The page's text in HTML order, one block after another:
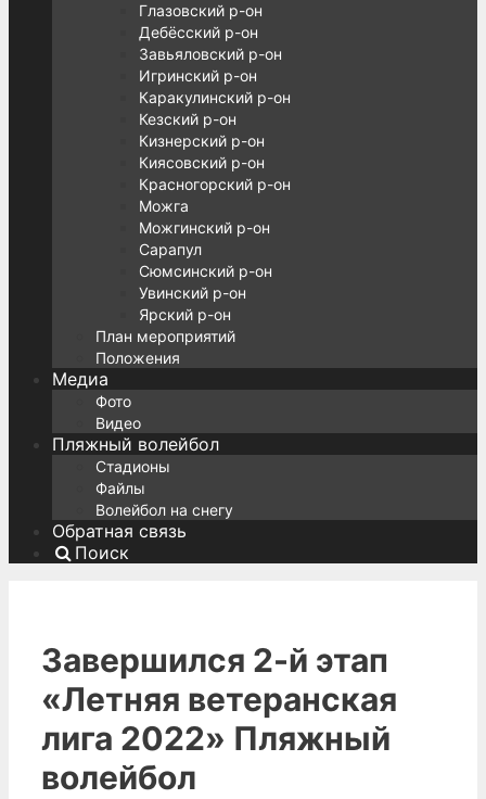
Глазовский р-он
Дебёсский р-он
Завьяловский р-он
Игринский р-он
Каракулинский р-он
Кезский р-он
Кизнерский р-он
Киясовский р-он
Красногорский р-он
Можга
Можгинский р-он
Сарапул
Сюмсинский р-он
Увинский р-он
Ярский р-он
План мероприятий
Положения
Медиа
Фото
Видео
Пляжный волейбол
Стадионы
Файлы
Волейбол на снегу
Обратная связь
Поиск
Завершился 2-й этап
«Летняя ветеранская
лига 2022» Пляжный
волейбол